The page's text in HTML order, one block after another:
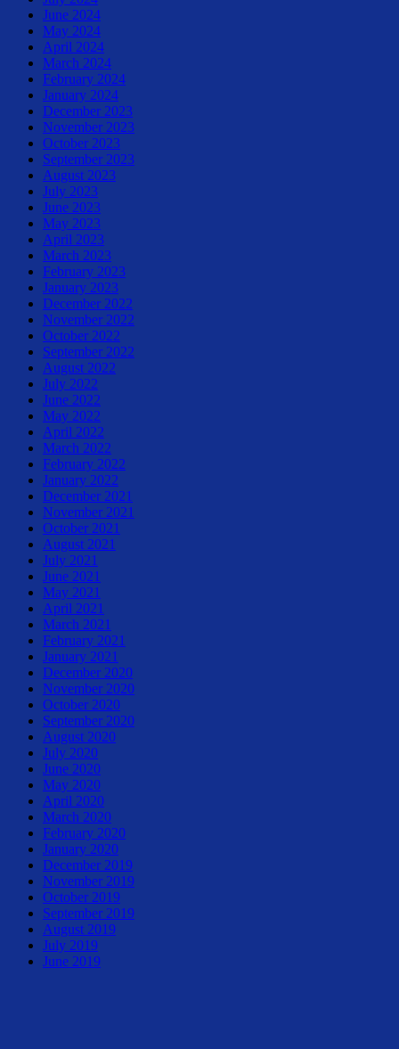
June 2024
May 2024
April 2024
March 2024
February 2024
January 2024
December 2023
November 2023
October 2023
September 2023
August 2023
July 2023
June 2023
May 2023
April 2023
March 2023
February 2023
January 2023
December 2022
November 2022
October 2022
September 2022
August 2022
July 2022
June 2022
May 2022
April 2022
March 2022
February 2022
January 2022
December 2021
November 2021
October 2021
August 2021
July 2021
June 2021
May 2021
April 2021
March 2021
February 2021
January 2021
December 2020
November 2020
October 2020
September 2020
August 2020
July 2020
June 2020
May 2020
April 2020
March 2020
February 2020
January 2020
December 2019
November 2019
October 2019
September 2019
August 2019
July 2019
June 2019